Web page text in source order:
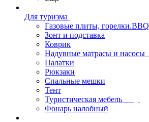
Для туризма
Газовые плиты, горелки.BBQ
Зонт и подставка
Коврик
Надувные матрасы и насосы
Палатки
Рюкзаки
Спальные мешки
Тент
Туристическая мебель
Фонарь налобный